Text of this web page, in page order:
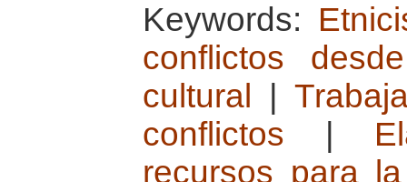
Keywords:
conflictos
cultural
conflictos
recursos para